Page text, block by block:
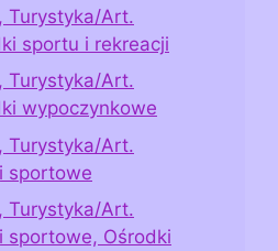
Turystyka/Art.
sportu i rekreacji
Turystyka/Art.
wypoczynkowe
Turystyka/Art.
sportowe
Turystyka/Art.
sportowe, Ośrodki